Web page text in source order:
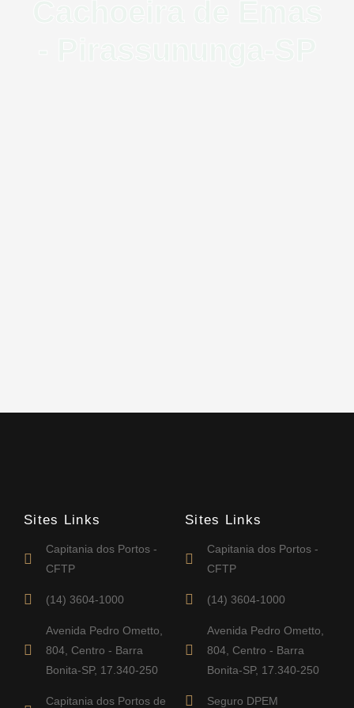
Sites Links
Capitania dos Portos -
CFTP
(14) 3604-1000
Avenida Pedro Ometto,
804, Centro - Barra
Bonita-SP, 17.340-250
Capitania dos Portos de
Sites Links
Capitania dos Portos -
CFTP
(14) 3604-1000
Avenida Pedro Ometto,
804, Centro - Barra
Bonita-SP, 17.340-250
Seguro DPEM